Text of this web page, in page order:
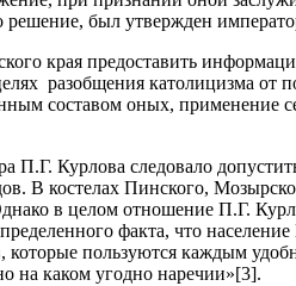
был утвержден
края предоставить
разобщения католицизма от
составом оных, применение
Курлова следовало
В костелах Пинского,
Однако в целом отношение П.Г.
факта, что
которые пользуются каждым
на каком угодно наречии»[3].